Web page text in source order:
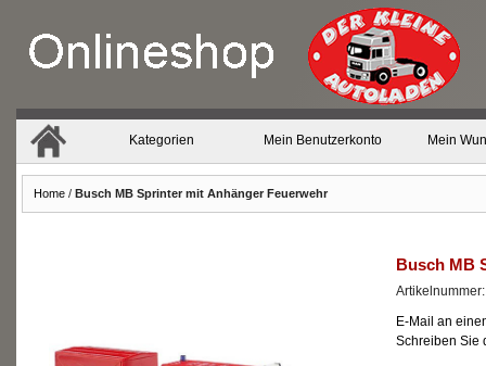
Kategorien Mein Benutzerkonto Mein
Home / Busch MB Sprinter mit Anhänger Feuerwehr
Busch MB
E-Mail an
Schreiben Sie